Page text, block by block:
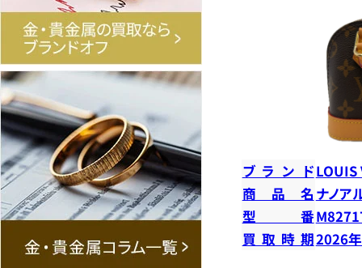
ブランドLOUIS
商品名 ナノア
型番
買取時期2026